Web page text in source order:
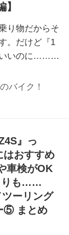
り物だからそ
。だけど『1
いのに……』
バイク！
』っ
はおすすめ
車検がOK
りも……
ツーリング
⑤ まとめ